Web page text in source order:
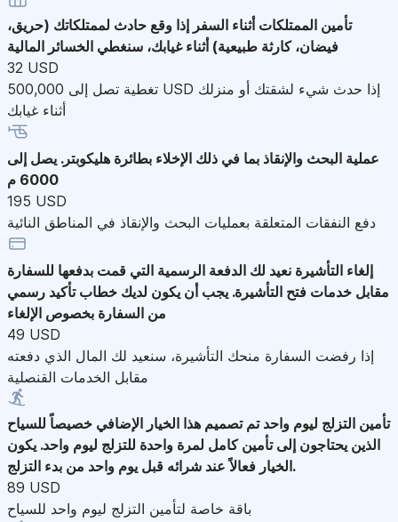
تأمين الممتلكات أثناء السفر إذا وقع حادث لممتلكاتك (حريق،
فيضان، كارثة طبيعية) أثناء غيابك، سنغطي الخسائر المالية
32 USD
تغطية تصل إلى 500,000 USD إذا حدث شيء لشقتك أو منزلك
أثناء غيابك
عملية البحث والإنقاذ بما في ذلك الإخلاء بطائرة هليكوبتر. يصل إلى
6000 م
195 USD
دفع النفقات المتعلقة بعمليات البحث والإنقاذ في المناطق النائية
إلغاء التأشيرة نعيد لك الدفعة الرسمية التي قمت بدفعها للسفارة
مقابل خدمات فتح التأشيرة. يجب أن يكون لديك خطاب تأكيد رسمي
من السفارة بخصوص الإلغاء
49 USD
إذا رفضت السفارة منحك التأشيرة، سنعيد لك المال الذي دفعته
مقابل الخدمات القنصلية
تأمين التزلج ليوم واحد تم تصميم هذا الخيار الإضافي خصيصاً للسياح
الذين يحتاجون إلى تأمين كامل لمرة واحدة للتزلج ليوم واحد. يكون
الخيار فعالاً عند شرائه قبل يوم واحد من بدء التزلج.
89 USD
باقة خاصة لتأمين التزلج ليوم واحد للسياح